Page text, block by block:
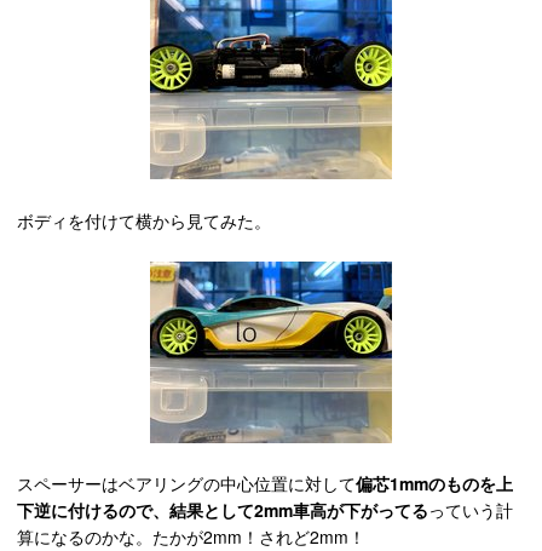
ボディを付けて横から見てみた。
スペーサーはベアリングの中心位置に対して偏芯1mmのものを上
下逆に付けるので、結果として2mm車高が下がってるっていう計
算になるのかな。たかが2mm！されど2mm！